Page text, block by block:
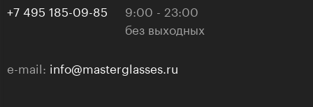
+7 495 185-09-85
9:00 - 23:00
без выходных
e-mail: info@masterglasses.ru